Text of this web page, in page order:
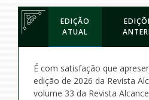
EDIÇÃO
ATUAL
É com satisfação que
edição de 2026 da Revista
volume 33 da Revista